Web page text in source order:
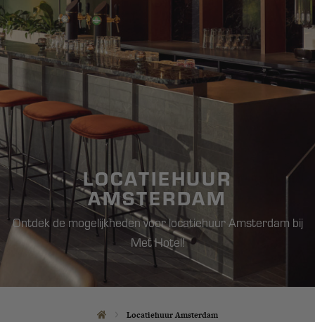
LOCATIEHUUR
AMSTERDAM
Ontdek de mogelijkheden voor locatiehuur Amsterdam bij
Met Hotel!
Locatiehuur Amsterdam